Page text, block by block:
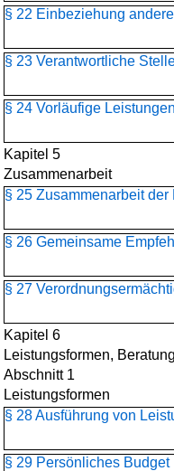
§ 22 Einbeziehung
§ 23 Verantwortliche
§ 24 Vorläufige Leistungen
Kapitel 5
Zusammenarbeit
§ 25 Zusammenarbeit
§ 26 Gemeinsame
§ 27
Kapitel 6
Leistungsformen, Beratung
Abschnitt 1
Leistungsformen
§ 28 Ausführung von
§ 29 Persönliches Budget